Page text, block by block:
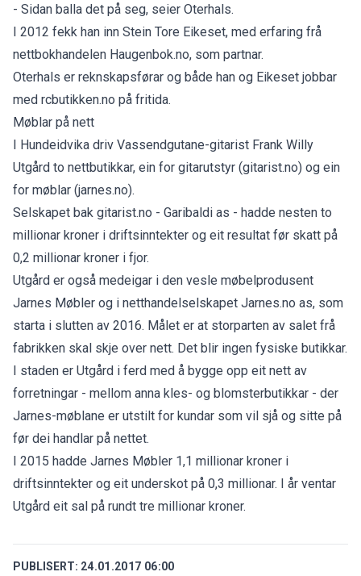
- Sidan balla det på seg, seier Oterhals.
I 2012 fekk han inn Stein Tore Eikeset, med erfaring frå
nettbokhandelen Haugenbok.no, som partnar.
Oterhals er reknskapsførar og både han og Eikeset jobbar
med rcbutikken.no på fritida.
Møblar på nett
I Hundeidvika driv Vassendgutane-gitarist Frank Willy
Utgård to nettbutikkar, ein for gitarutstyr (gitarist.no) og ein
for møblar (jarnes.no).
Selskapet bak gitarist.no - Garibaldi as - hadde nesten to
millionar kroner i driftsinntekter og eit resultat før skatt på
0,2 millionar kroner i fjor.
Utgård er også medeigar i den vesle møbelprodusent
Jarnes Møbler og i netthandelselskapet Jarnes.no as, som
starta i slutten av 2016. Målet er at storparten av salet frå
fabrikken skal skje over nett. Det blir ingen fysiske butikkar.
I staden er Utgård i ferd med å bygge opp eit nett av
forretningar - mellom anna kles- og blomsterbutikkar - der
Jarnes-møblane er utstilt for kundar som vil sjå og sitte på
før dei handlar på nettet.
I 2015 hadde Jarnes Møbler 1,1 millionar kroner i
driftsinntekter og eit underskot på 0,3 millionar. I år ventar
Utgård eit sal på rundt tre millionar kroner.
PUBLISERT: 24.01.2017 06:00